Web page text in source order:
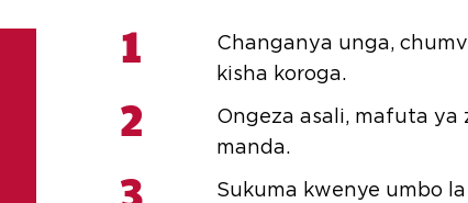
1
Changanya unga,
kisha koroga.
2
Ongeza asali, mafuta
manda.
Sukuma kwenye umbo